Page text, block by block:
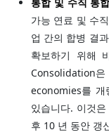
가능 연료 및 수
업 간의 합병 결
확보하기 위해
Consolidation
economies를 개
있습니다. 이것
후 10 년 동안 갱